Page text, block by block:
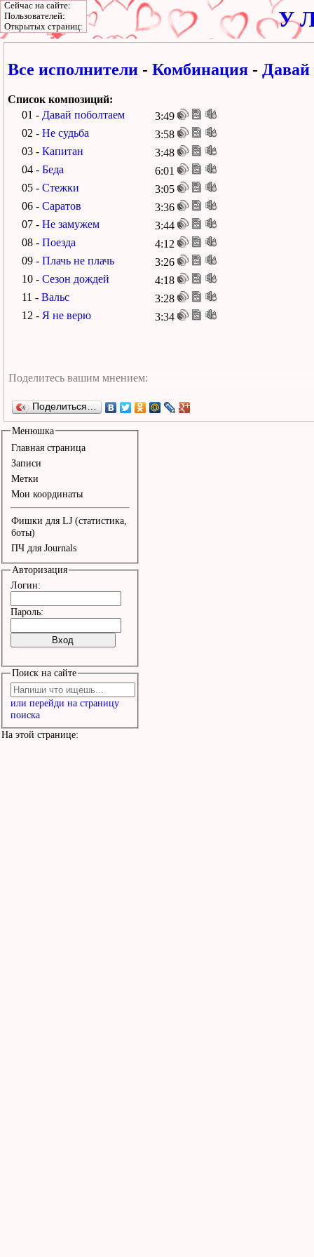
У
Все исполнители - Комбинация - Давай
Список композиций:
01 - Давай поболтаем
3:49
02 - Не судьба
3:58
03 - Капитан
3:48
04 - Беда
6:01
05 - Стежки
3:05
06 - Саратов
3:36
07 - Не замужем
3:44
08 - Поезда
4:12
09 - Плачь не плачь
3:26
10 - Сезон дождей
4:18
11 - Вальс
3:28
12 - Я не верю 3:34
Поделиться…
Менюшка
Главная страница
Записи
Метки
Мои координаты
Фишки для LJ (статистика,
боты)
ПЧ для Journals
Авторизация
Логин:
Пароль:
Поиск на сайте
или перейди на страницу
поиска
На этой странице:
Сейчас на сайте:
Пользователей:
Открытых страниц: